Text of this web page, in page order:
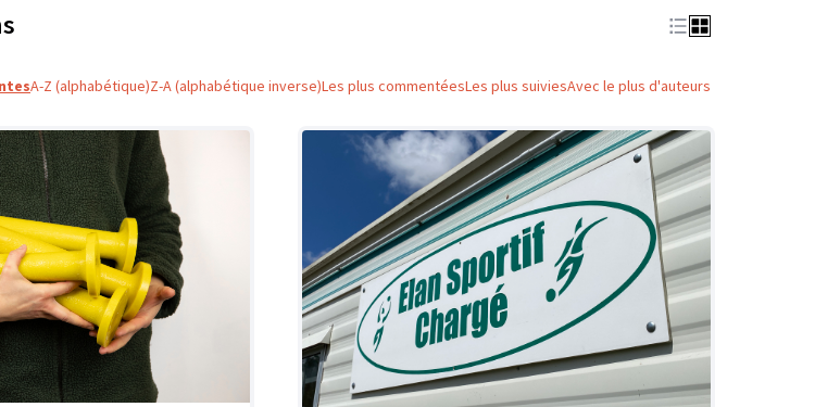
A-Z (alphabétique)Z-A (alphabétique inverse)Les plus commentéesLes plus suiviesAvec le plus d'auteurs